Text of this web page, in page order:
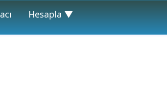
Hesapla ▼